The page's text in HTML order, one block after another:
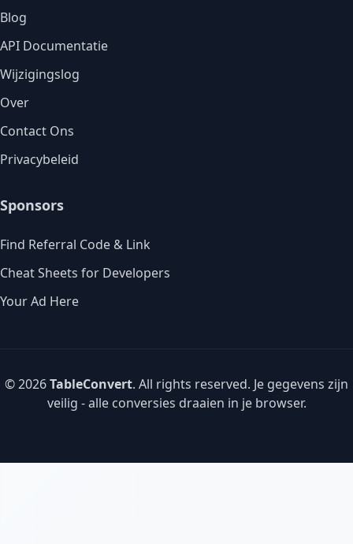
Blog
API Documentatie
Wijzigingslog
Over
Contact Ons
Privacybeleid
Sponsors
Find Referral Code & Link
Cheat Sheets for Developers
Your Ad Here
© 2026TableConvert. All rights reserved. Je gegevens zijn
veilig - alle conversies draaien in je browser.